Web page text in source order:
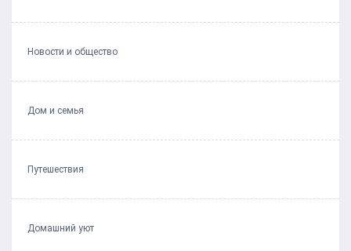
Новости и общество
Дом и семья
Путешествия
Домашний уют